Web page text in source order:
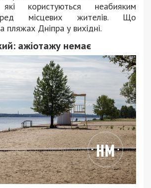
які користуються неабияким
місцевих жителів. Що
пляжах Дніпра у вихідні.
ажіотажу немає